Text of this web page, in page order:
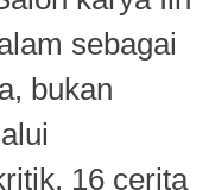
sebagai
bukan
16 cerita